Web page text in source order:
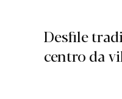
Desfile
centro da